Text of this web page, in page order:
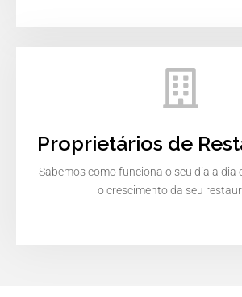
Proprietários de
Sabemos como funciona o seu dia a dia
o crescimento da seu